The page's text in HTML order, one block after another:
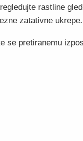
rastline
zatativne ukrepe.
se pretiranemu